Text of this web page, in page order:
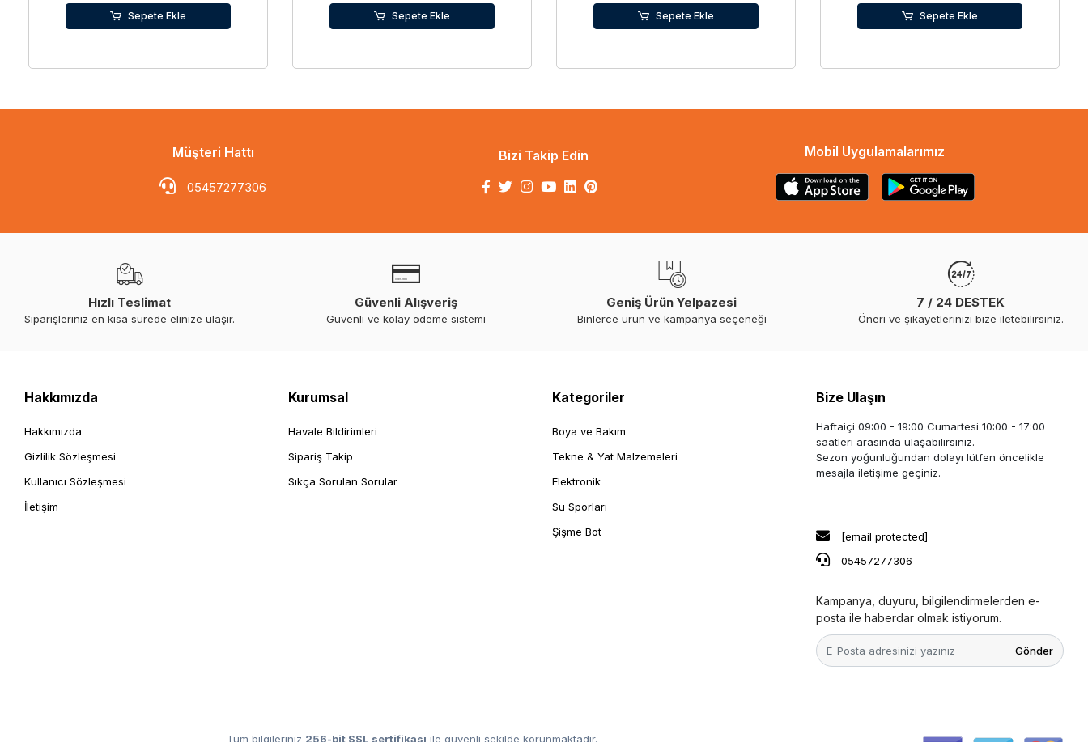
Sepete Ekle Sepete Ekle Sepete Ekle Sepete Ekle
Müşteri Hattı
05457277306
Bizi Takip Edin Mobil Uygulamalarımız
Hızlı Teslimat
Siparişleriniz en kısa sürede elinize ulaşır.
Güvenli Alışveriş
Güvenli ve kolay ödeme sistemi
Geniş Ürün Yelpazesi
Binlerce ürün ve kampanya seçeneği
7 / 24 DESTEK
Öneri ve şikayetlerinizi bize iletebilirsiniz.
Hakkımızda
Hakkımızda
Gizlilik Sözleşmesi
Kullanıcı Sözleşmesi
İletişim
Kurumsal
Havale Bildirimleri
Sipariş Takip
Sıkça Sorulan Sorular
Kategoriler
Boya ve Bakım
Tekne & Yat Malzemeleri
Elektronik
Su Sporları
Şişme Bot
Bize Ulaşın
Haftaiçi 09:00 - 19:00 Cumartesi 10:00 - 17:00
saatleri arasında ulaşabilirsiniz.
Sezon yoğunluğundan dolayı lütfen öncelikle
mesajla iletişime geçiniz.
[email protected]
05457277306
Kampanya, duyuru, bilgilendirmelerden e-
posta ile haberdar olmak istiyorum.
Gönder
Tüm bilgileriniz 256-bit SSL sertifikası ile güvenli şekilde korunmaktadır.